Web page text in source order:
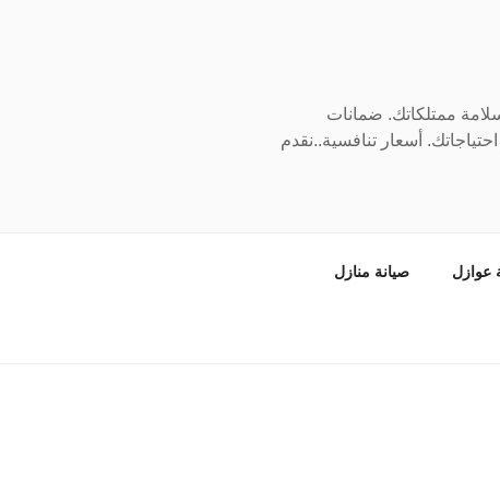
ممتلكاتك. ضمانات
أسعار تنافسية..نقدم
عوازل صيانة منازل